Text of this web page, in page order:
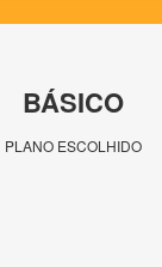
BÁSICO
PLANO ESCOLHIDO